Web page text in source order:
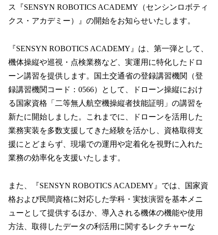
ス『SENSYN ROBOTICS ACADEMY（センシンロボティ
クス・アカデミー）』の開始をお知らせいたします。
『SENSYN ROBOTICS ACADEMY』は、第一弾として、
機体操縦や巡視・点検業務など、実運用に特化したドロ
ーン講習を提供します。国土交通省の登録講習機関（登
録講習機関コード：0566）として、ドローン操縦におけ
る国家資格「二等無人航空機操縦者技能証明」の講習を
新たに開始しました。これまでに、ドローンを活用した
業務実装を多数支援してきた経験を活かし、資格取得支
援にとどまらず、現場での運用や定着化を視野に入れた
業務の効率化を支援いたします。
また、『SENSYN ROBOTICS ACADEMY』では、国家資
格および民間資格に対応した学科・実技演習を基本メニ
ューとして提供するほか、導入される機体の機能や使用
方法、取得したデータの利活用に関するレクチャーな